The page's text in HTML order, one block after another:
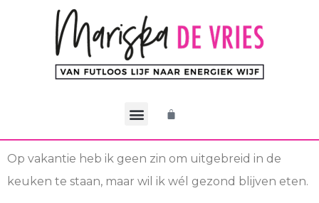
Op vakantie heb ik geen zin om uitgebreid in de
keuken te staan, maar wil ik wél gezond blijven eten.